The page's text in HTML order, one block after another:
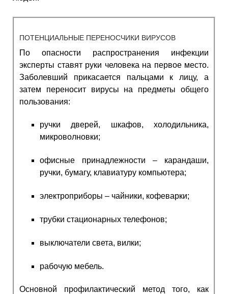
ПОТЕНЦИАЛЬНЫЕ ПЕРЕНОСЧИКИ ВИРУСОВ
По опасности распространения инфекции
эксперты ставят руки человека на первое место.
Заболевший прикасается пальцами к лицу, а
затем переносит вирусы на предметы общего
пользования:
ручки дверей, шкафов, холодильника,
микроволновки;
офисные принадлежности – карандаши,
ручки, бумагу, клавиатуру компьютера;
электроприборы – чайники, кофеварки;
трубки стационарных телефонов;
выключатели света, вилки;
рабочую мебель.
Основной профилактический метод того, как